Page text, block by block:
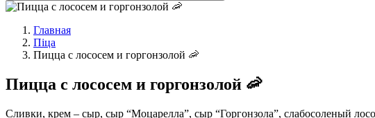
Главная
Піца
Пицца с лососем и горгонзолой 🦐
Пицца с лососем и горгонзолой 🦐
Сливки, крем – сыр, сыр “Моцарелла”, сыр “Горгонзола”, слабосоленый